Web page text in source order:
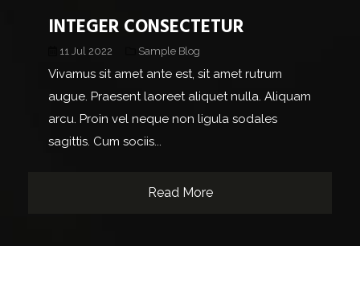
INTEGER CONSECTETUR
11 Jul 2022 Sample Blog
Vivamus sit amet ante est, sit amet rutrum
augue. Praesent laoreet aliquet nulla. Aliquam
arcu. Proin vel neque non ligula sodales
sagittis. Cum sociis...
Read More